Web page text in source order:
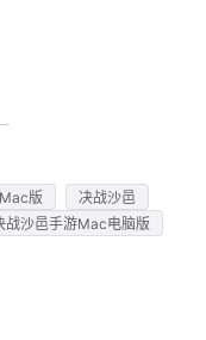
版
决战沙邑
战沙邑手游Mac电脑版